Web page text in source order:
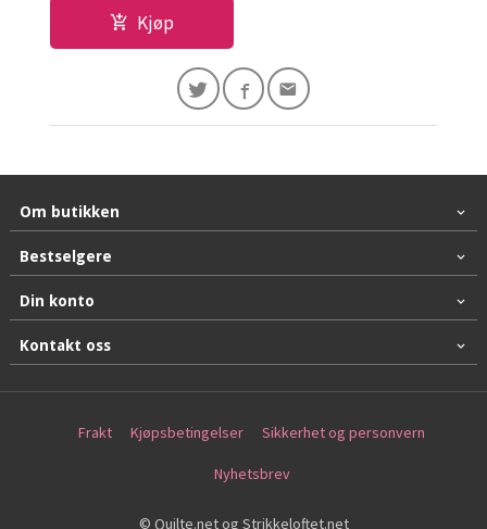
Kjøp
Om butikken
Bestselgere
Din konto
Kontakt oss
Frakt Kjøpsbetingelser Sikkerhet og personvern
Nyhetsbrev
© Quilte.net og Strikkeloftet.net